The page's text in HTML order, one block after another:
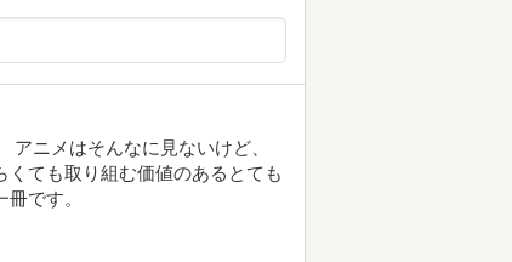
ニメはそんなに見ないけど、
ても取り組む価値のあるとても
です。